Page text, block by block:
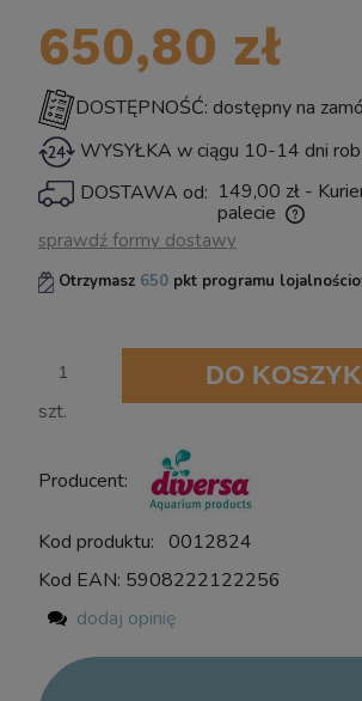
11W do 6000L
399,00 zł
powiadom o dostępności
650,80 zł
DOSTĘPNOŚĆ: dostępny na
WYSYŁKA w ciągu 10-14 dni
DOSTAWA od: 149,00 zł -
palecie
Cena nie zawiera ewentualnych kosztów
sprawdź formy dostawy
Otrzymasz 650 pkt programu
szt.
DO
Producent:
Kod produktu: 0012824
Kod EAN: 5908222122256
dodaj opinię